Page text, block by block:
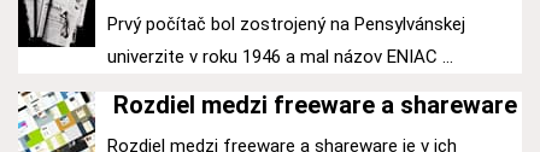
Prvý počítač bol zostrojený na Pensylvánskej
univerzite v roku 1946 a mal názov ENIAC ...
Rozdiel medzi freeware a shareware
Rozdiel medzi freeware a shareware je v ich